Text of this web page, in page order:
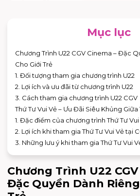
Mục lục
Chương Trình U22 CGV Cinema – Đặc
Cho Giới Trẻ
1. Đối tượng tham gia chương trình U22
2. Lợi ích và ưu đãi từ chương trình U22
3. Cách tham gia chương trình U22 CGV
Thứ Tư Vui Vẻ – Ưu Đãi Siêu Khủng Giữa
1. Đặc điểm của chương trình Thứ Tư Vui
2. Lợi ích khi tham gia Thứ Tư Vui Vẻ tại
3. Những lưu ý khi tham gia Thứ Tư Vui
Chương Trình U22
Đặc Quyền Dành